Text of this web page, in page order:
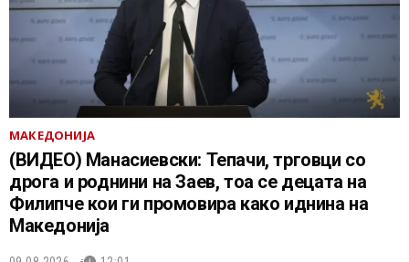
МАКЕДОНИЈА
(ВИДЕО) Манасиевски: Тепачи, трговци со
дрога и роднини на Заев, тоа се децата на
Филипче кои ги промoвира како иднина на
Македонија